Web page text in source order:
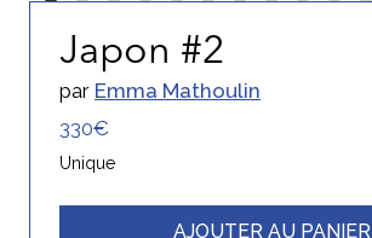
Japon #2
par Emma Mathoulin
330€
Unique
AJOUTER AU PANIER